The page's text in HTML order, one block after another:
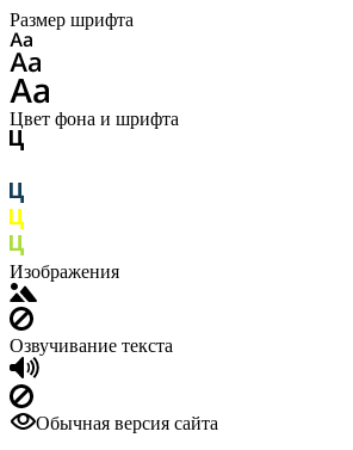
Размер шрифта
Цвет фона и шрифта
Изображения
Озвучивание текста
Обычная версия сайта